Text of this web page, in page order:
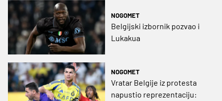
NOGOMET
Belgijski izbornik pozvao i
Lukakua
NOGOMET
Vratar Belgije iz protesta
napustio reprezentaciju: